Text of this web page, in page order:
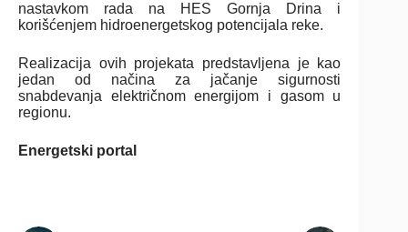
nastavkom rada na HES Gornja Drina i
korišćenjem hidroenergetskog potencijala reke.
Realizacija ovih projekata predstavljena je kao
jedan od načina za jačanje sigurnosti
snabdevanja električnom energijom i gasom u
regionu.
Energetski portal